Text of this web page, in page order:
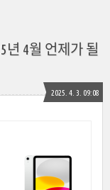
년 4월 언제가 될
2025. 4. 3. 09:08